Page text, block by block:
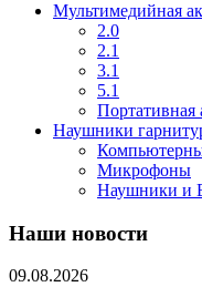
Мультимедийная
2.0
2.1
3.1
5.1
Портативная
Наушники
Микрофоны
Наушники и
Наши новости
09.08.2026